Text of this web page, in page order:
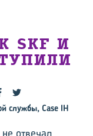
SKF И
службы, Case IH